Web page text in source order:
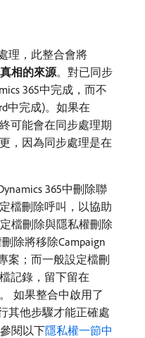
理，此整合會將​
相的來源。對已同步
365中完成，而不
中完成)。如果在
可能會在同步處理期
，因為同步處理是在
365中刪除聯
檔刪除呼叫，以協助
檔刪除與隱私權刪除
除將移除Campaign
案；而一般設定檔刪
記錄，留下留在
如果整合中啟用了
其他步驟才能正確處
閱以下隱私權一節中